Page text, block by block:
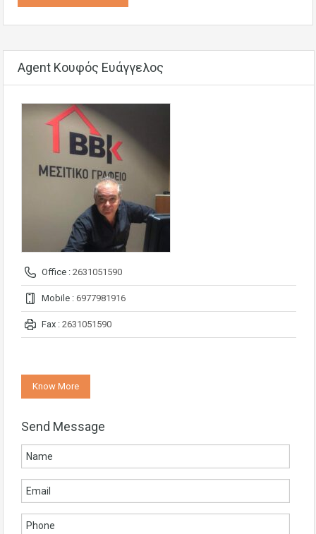
Agent Κουφός Ευάγγελος
Office : 2631051590
Mobile : 6977981916
Fax : 2631051590
Know More
Send Message